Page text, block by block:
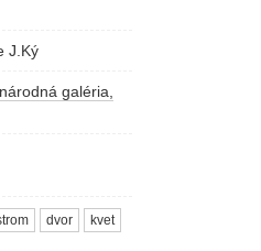
J.Ký
galéria,
dvor
kvet